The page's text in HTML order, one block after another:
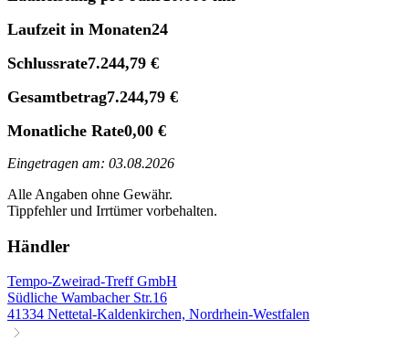
Laufzeit in Monaten24
Schlussrate7.244,79 €
Gesamtbetrag7.244,79 €
Monatliche Rate0,00 €
Eingetragen am: 03.08.2026
Alle Angaben ohne Gewähr.
Tippfehler und Irrtümer vorbehalten.
Händler
Tempo-Zweirad-Treff GmbH
Südliche Wambacher Str.16
41334 Nettetal-Kaldenkirchen, Nordrhein-Westfalen